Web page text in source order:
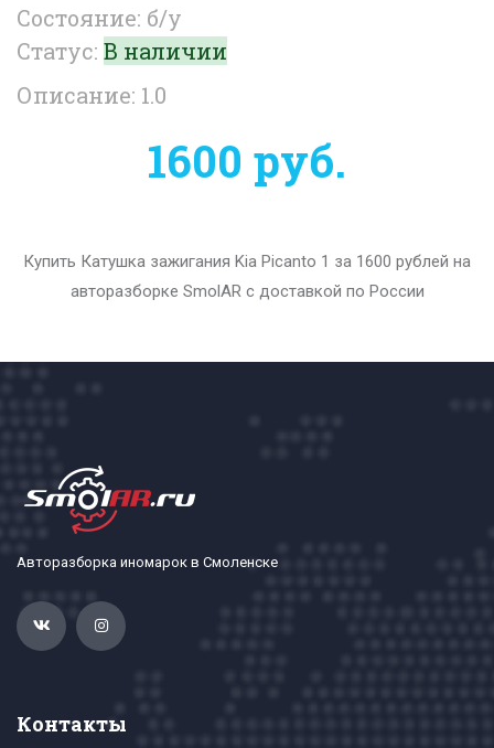
Состояние: б/у
Статус: В наличии
Описание: 1.0
1600 руб.
Купить Катушка зажигания Kia Picanto 1 за 1600 рублей на
авторазборке SmolAR с доставкой по России
Авторазборка иномарок в Смоленске
Контакты